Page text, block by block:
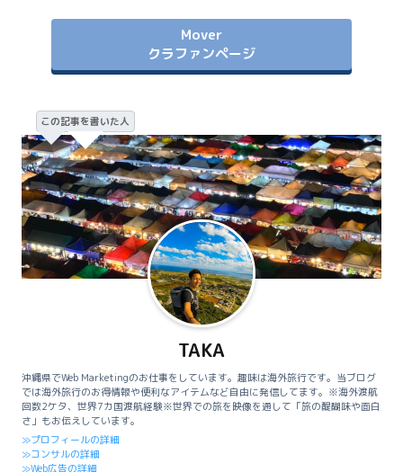
Mover
クラファンページ
この記事を書いた人
TAKA
沖縄県でWeb Marketingのお仕事をしています。趣味は海外旅行です。当ブログ
では海外旅行のお得情報や便利なアイテムなど自由に発信してます。※海外渡航
回数2ケタ、世界7カ国渡航経験※世界での旅を映像を通して「旅の醍醐味や面白
さ」もお伝えしています。
≫プロフィールの詳細
≫コンサルの詳細
≫Web広告の詳細